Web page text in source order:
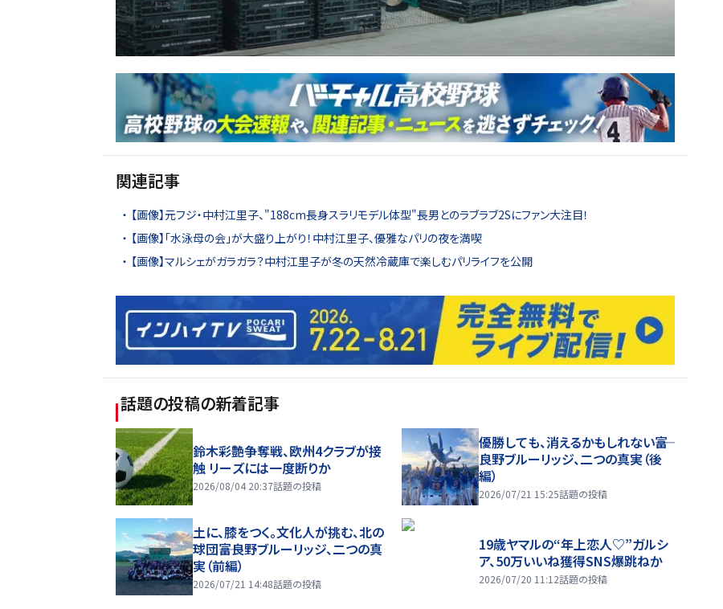
関連記事
【画像】元フジ・中村江里子、"188cm長身スラリモデル体型"長男とのラブラブ2Sにファン大注目！
【画像】「水泳母の会」が大盛り上がり！中村江里子、優雅なパリの夜を満喫
【画像】マルシェがガラガラ？中村江里子が冬の天然冷蔵庫で楽しむパリライフを公開
話題の投稿の新着記事
鈴木彩艶争奪戦、欧州4クラブが接
触 リーズには一度断りか
2026/08/04 20:37話題の投稿
優勝しても、消えるかもしれない――富
良野ブルーリッジ、二つの真実（後
編）
2026/07/21 15:25話題の投稿
土に、膝をつく。文化人が挑む、北の
球団――富良野ブルーリッジ、二つの真
実（前編）
2026/07/21 14:48話題の投稿
19歳ヤマルの“年上恋人♡”ガルシ
ア、50万いいね獲得SNS爆跳ねか
2026/07/20 11:12話題の投稿